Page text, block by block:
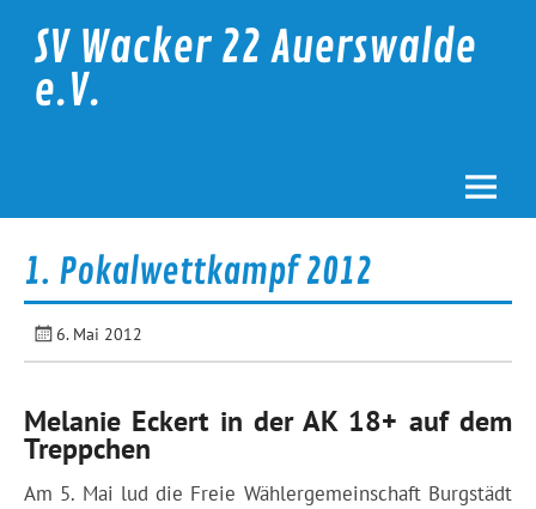
contentSV Wacker 22 Auerswalde
e.V.
1. Pokalwettkampf 2012
6. Mai 2012
Melanie Eckert in der AK 18+ auf dem
Treppchen
Am 5. Mai lud die Freie Wählergemeinschaft Burgstädt